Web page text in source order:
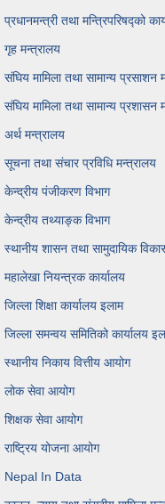
प्रधानमन्त्री तथा मन्त्रिपरिषद्को
गृह मन्त्रालय
संघिय मामिला तथा सामान्य प्रसाशन
संघिय मामिला तथा सामान्य
अर्थ मन्त्रालय
सूचना तथा संचार प्रविधि मन्त्रालय
केन्द्रीय पंजीकरण विभाग
केन्द्रीय तथ्याङ्क विभाग
स्थानीय शासन तथा सामुदायिक
महालेखा नियन्त्रक कार्यालय
जिल्ला शिक्षा कार्यालय इलाम
जिल्ला समन्वय समितिको कार्यालय
स्थानीय निकाय वित्तीय आयोग
लोक सेवा आयोग
शिक्षक सेवा आयोग
राष्ट्रिय योजना आयोग
Nepal In Data